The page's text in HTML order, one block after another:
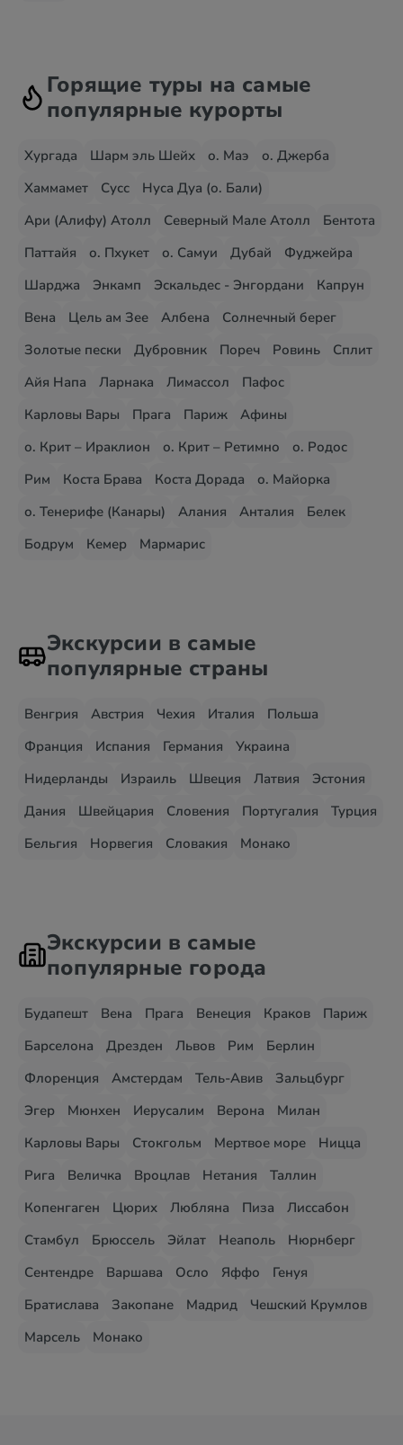
Горящие туры на самые
популярные курорты
Хургада Шарм эль Шейх о. Маэ
о. Джерба
Хаммамет
Сусс
Нуса Дуа (о. Бали)
Ари (Алифу) Атолл
Северный Мале Атолл
Бентота
Паттайя
о. Пхукет о. Самуи Дубай
Фуджейра
Шарджа
Энкамп Эскальдес - Энгордани
Капрун
Вена
Цель ам Зее Албена
Солнечный берег
Золотые пески
Дубровник Пореч Ровинь
Сплит
Айя Напа
Ларнака Лимассол
Пафос
Карловы Вары
Прага Париж
Афины
о. Крит – Ираклион
о. Крит – Ретимно
о. Родос
Рим
Коста Брава Коста Дорада
о. Майорка
о. Тенерифе (Канары)
Алания Анталия
Белек
Бодрум
Кемер Мармарис
Экскурсии в самые
популярные страны
Венгрия Австрия Чехия Италия
Польша
Франция
Испания Германия
Украина
Нидерланды
Израиль Швеция Латвия
Эстония
Дания
Швейцария Словения Португалия
Турция
Бельгия
Норвегия Словакия Монако
Экскурсии в самые
популярные города
Будапешт Вена Прага Венеция Краков
Париж
Барселона
Дрезден Львов Рим
Берлин
Флоренция
Амстердам Тель-Авив
Зальцбург
Эгер
Мюнхен Иерусалим Верона
Милан
Карловы Вары
Стокгольм Мертвое море
Ницца
Рига
Величка Вроцлав Нетания
Таллин
Копенгаген
Цюрих Любляна Пиза
Лиссабон
Стамбул
Брюссель Эйлат Неаполь
Нюрнберг
Сентендре
Варшава Осло Яффо
Генуя
Братислава
Закопане Мадрид
Чешский Крумлов
Марсель
Монако